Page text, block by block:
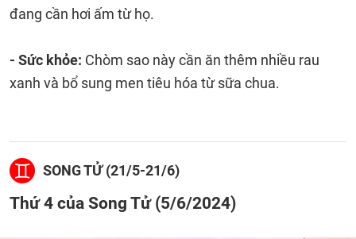
đang cần hơi ấm từ họ.
- Sức khỏe: Chòm sao này cần ăn thêm nhiều rau
xanh và bổ sung men tiêu hóa từ sữa chua.
SONG TỬ (21/5-21/6)
Thứ 4 của Song Tử (5/6/2024)